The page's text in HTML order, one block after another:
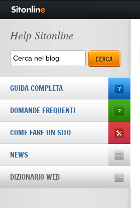
Help Sitonline
GUIDA COMPLETA
DOMANDE FREQUENTI
COME FARE UN SITO
NEWS
DIZIONARIO WEB